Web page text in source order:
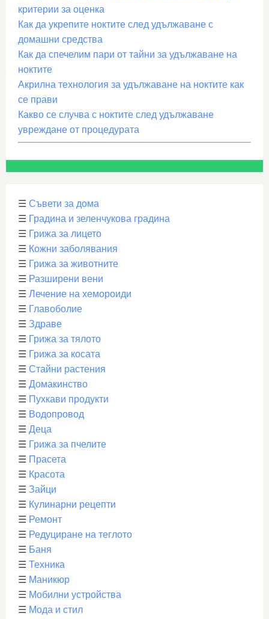
критерии за оценка
Как да укрепите ноктите след удължаване с
домашни средства
Как да спечелим пари от тайни за удължаване на
ноктите
Акрилна технология за удължаване на ноктите как
се прави
Какво се случва с ноктите след удължаване
увреждане от процедурата
☰ Съвети за дома
☰ Градина и зеленчукова градина
☰ Грижа за лицето
☰ Кожни заболявания
☰ Грижа за животните
☰ Разширени вени
☰ Лечение на хемороиди
☰ Главоболие
☰ Здраве
☰ Грижа за тялото
☰ Грижа за косата
☰ Стайни растения
☰ Домакинство
☰ Пухкави продукти
☰ Водопровод
☰ Деца
☰ Грижа за пчелите
☰ Прасета
☰ Красота
☰ Зайци
☰ Кулинарни рецепти
☰ Ремонт
☰ Редуциране на теглото
☰ Баня
☰ Техника
☰ Маникюр
☰ Мобилни устройства
☰ Мода и стил